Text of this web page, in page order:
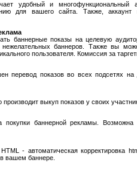
удобный и многофункциональный
для вашего сайта. Также, аккаунт
баннерные показы на целевую
баннеров. Также вы
пользователя. Комиссия за
перевод показов во всех подсетях на
выкуп показов у своих
баннерной рекламы. Возможна
- автоматическая корректировка
вашем баннере.